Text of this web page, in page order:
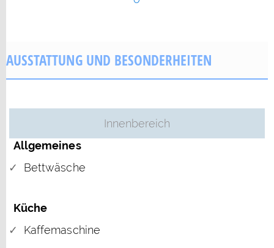
AUSSTATTUNG UND BESONDERHEITEN
Innenbereich
Allgemeines
Bettwäsche
Küche
Kaffemaschine